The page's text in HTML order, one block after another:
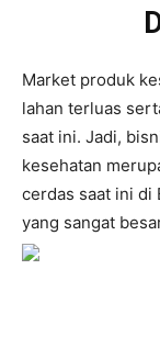
Market produk
lahan terluas
saat ini. Jadi,
kesehatan
cerdas saat ini di
yang sangat